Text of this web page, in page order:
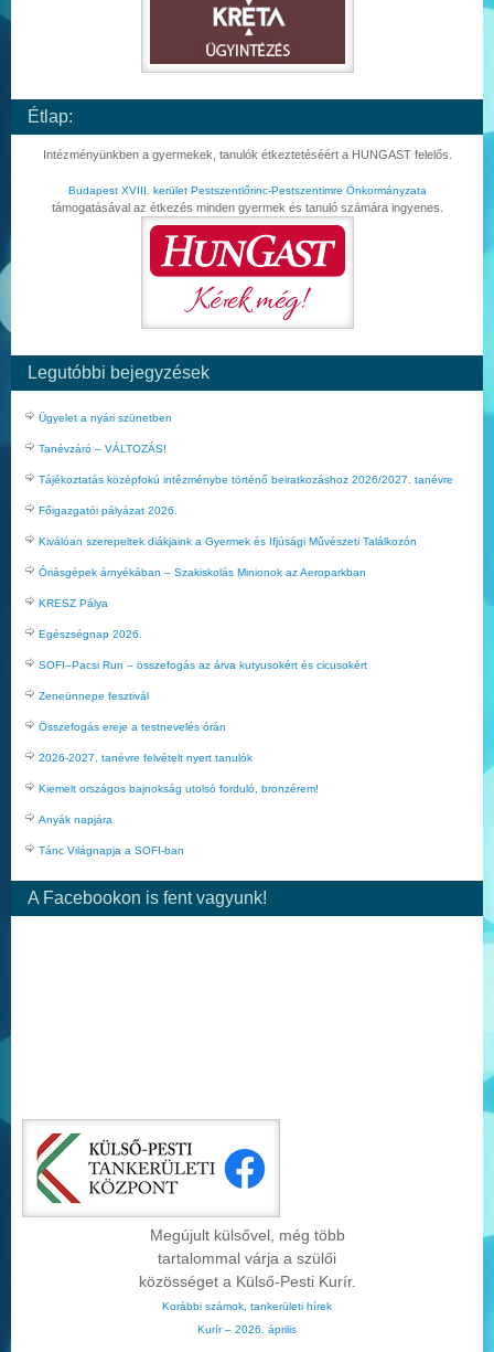
Étlap:
Intézményünkben a gyermekek, tanulók étkeztetéséért a HUNGAST felelős.
Budapest XVIII. kerület Pestszentlőrinc-Pestszentimre Önkormányzata
támogatásával az étkezés minden gyermek és tanuló számára ingyenes.
Legutóbbi bejegyzések
Ügyelet a nyári szünetben
Tanévzáró – VÁLTOZÁS!
Tájékoztatás középfokú intézménybe történő beiratkozáshoz 2026/2027. tanévre
Főigazgatói pályázat 2026.
Kiválóan szerepeltek diákjaink a Gyermek és Ifjúsági Művészeti Találkozón
Óriásgépek árnyékában – Szakiskolás Minionok az Aeroparkban
KRESZ Pálya
Egészségnap 2026.
SOFI–Pacsi Run – összefogás az árva kutyusokért és cicusokért
Zeneünnepe fesztivál
Összefogás ereje a testnevelés órán
2026-2027. tanévre felvételt nyert tanulók
Kiemelt országos bajnokság utolsó forduló, bronzérem!
Anyák napjára
Tánc Világnapja a SOFI-ban
A Facebookon is fent vagyunk!
Megújult külsővel, még több
tartalommal várja a szülői
közösséget a Külső-Pesti Kurír.
Korábbi számok, tankerületi hírek
Kurír – 2026. április